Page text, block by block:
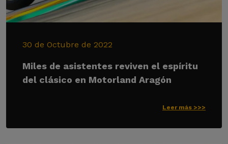
30 de Octubre de 2022
Miles de asistentes reviven el espíritu
del clásico en Motorland Aragón
Leer más >>>